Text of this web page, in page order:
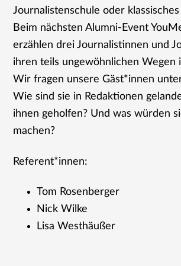
Journalistenschule oder
Beim nächsten Alumni-Event
erzählen drei Journalistinnen und
ihren teils ungewöhnlichen Wegen
Wir fragen unsere Gäst*innen
Wie sind sie in Redaktionen
ihnen geholfen? Und was würden
machen?
Referent*innen:
Tom Rosenberger
Nick Wilke
Lisa Westhäußer